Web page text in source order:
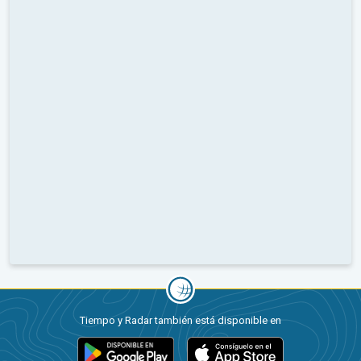
Tiempo y Radar también está disponible en